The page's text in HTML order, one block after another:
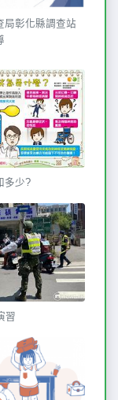
局彰化縣調查站
多少?
習